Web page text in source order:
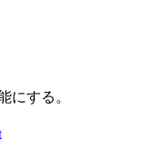
にする。